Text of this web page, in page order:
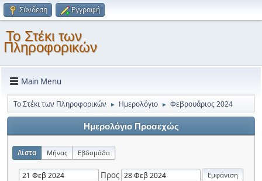
Σύνδεση Εγγραφή
Το Στέκι των
Πληροφορικών
Main Menu
Το Στέκι των Πληροφορικών ► Ημερολόγιο ► Φεβρουάριος 2024
Ημερολόγιο Προσεχώς
Λίστα Μήνας Εβδομάδα
Προς